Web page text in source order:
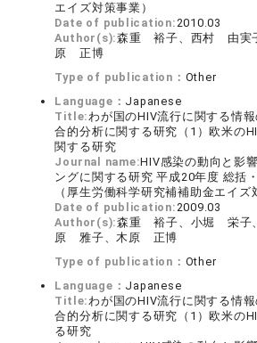
エイズ対策事業）
Date of publication:2010.03
Author(s):森重 裕子、西村 由実
原 正博
Type of publication： Other
Language： Japanese
Title:わが国のHIV流行に関する情
合的分析に関する研究（1）欧米の
関する研究
Journal name:HIV感染の動向と影
ングに関する研究 平成20年度 総括
（厚生労働科学研究補補助金エイズ
Date of publication:2009.03
Author(s):森重 裕子、小堀 栄子
原 雅子、木原 正博
Type of publication： Other
Language： Japanese
Title:わが国のHIV流行に関する情
合的分析に関する研究（1）欧米の
る研究